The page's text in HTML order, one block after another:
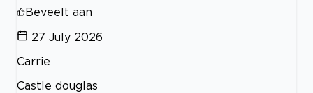
Beveelt aan
27 July 2026
Carrie
Castle douglas